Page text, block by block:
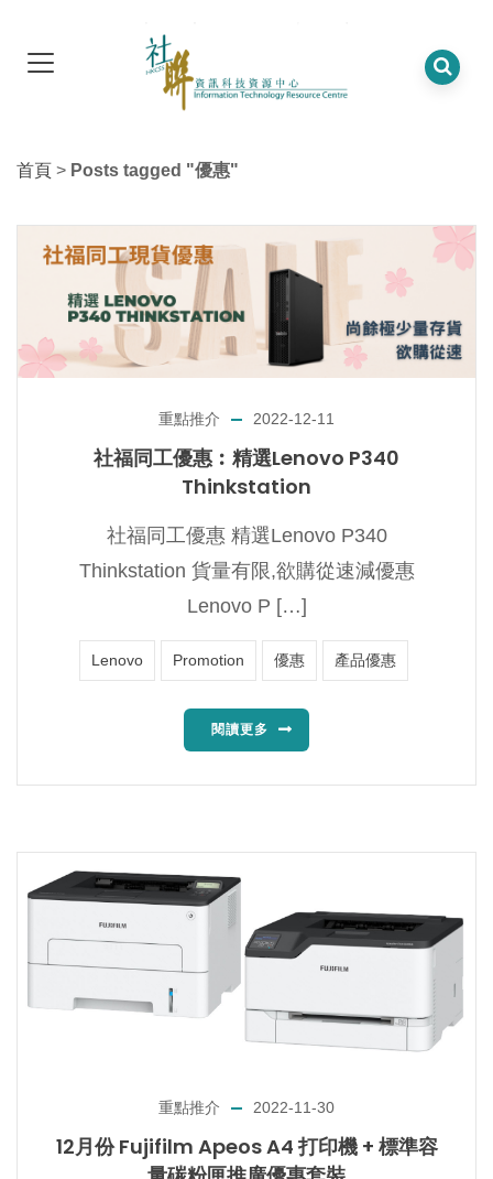
首頁 > Posts tagged "優惠"
重點推介 2022-12-11
社福同工優惠︰精選Lenovo P340
Thinkstation
社福同工優惠 精選Lenovo P340
Thinkstation 貨量有限,欲購從速減優惠
Lenovo P […]
Lenovo Promotion 優惠 產品優惠
閱讀更多
重點推介 2022-11-30
12月份 Fujifilm Apeos A4 打印機 + 標準容